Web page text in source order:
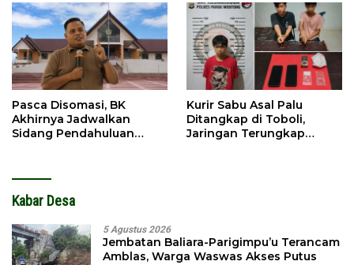
Pasca Disomasi, BK
Akhirnya Jadwalkan
Sidang Pendahuluan
Kurir Sabu Asal Palu
Ditangkap di Toboli,
Jaringan Terungkap
Kabar Desa
5 Agustus 2026
Jembatan Baliara-Parigimpu’u Terancam
Amblas, Warga Waswas Akses Putus